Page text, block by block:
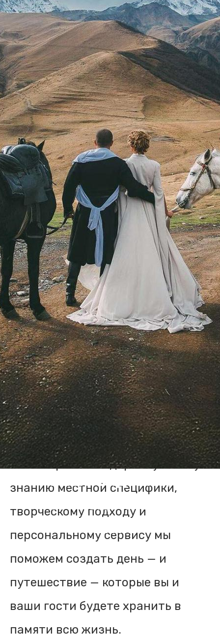
медиа-
услуги в
Грузии
Ваше видение,
воплощённое в
жизнь
Мы считаем, что свадьба должна
быть такой же уникальной, как и
сама пара. Благодаря глубокому
знанию местной специфики,
творческому подходу и
персональному сервису мы
поможем создать день — и
путешествие — которые вы и
ваши гости будете хранить в
памяти всю жизнь.